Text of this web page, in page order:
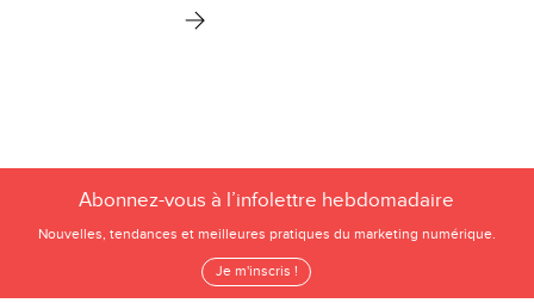
Abonnez-vous à l’infolettre hebdomadaire
Nouvelles, tendances et meilleures pratiques du marketing numérique.
Je m'inscris !